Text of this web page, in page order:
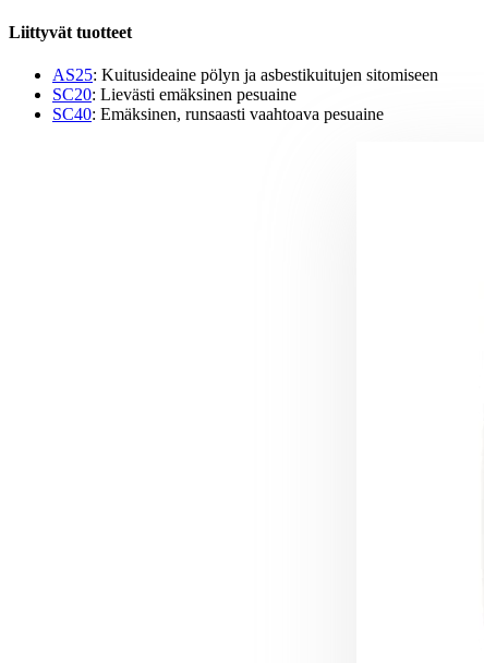
Liittyvät tuotteet
AS25: Kuitusideaine pölyn ja asbestikuitujen sitomiseen
SC20: Lievästi emäksinen pesuaine
SC40: Emäksinen, runsaasti vaahtoava pesuaine